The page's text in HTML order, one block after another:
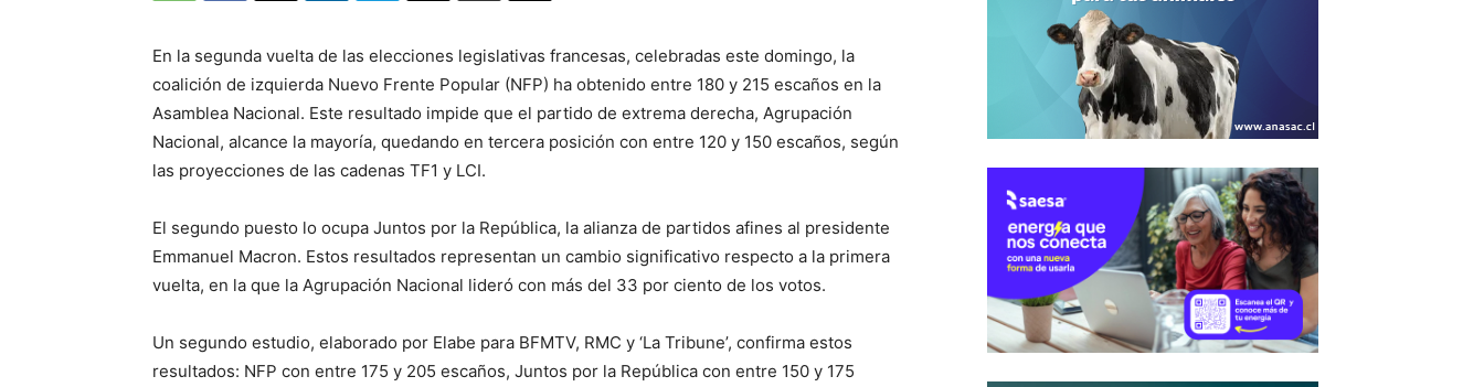
En la segunda vuelta de las elecciones legislativas francesas, celebradas este domingo, la
coalición de izquierda Nuevo Frente Popular (NFP) ha obtenido entre 180 y 215 escaños en la
Asamblea Nacional. Este resultado impide que el partido de extrema derecha, Agrupación
Nacional, alcance la mayoría, quedando en tercera posición con entre 120 y 150 escaños, según
las proyecciones de las cadenas TF1 y LCI.
El segundo puesto lo ocupa Juntos por la República, la alianza de partidos afines al presidente
Emmanuel Macron. Estos resultados representan un cambio significativo respecto a la primera
vuelta, en la que la Agrupación Nacional lideró con más del 33 por ciento de los votos.
Un segundo estudio, elaborado por Elabe para BFMTV, RMC y ‘La Tribune’, confirma estos
resultados: NFP con entre 175 y 205 escaños, Juntos por la República con entre 150 y 175